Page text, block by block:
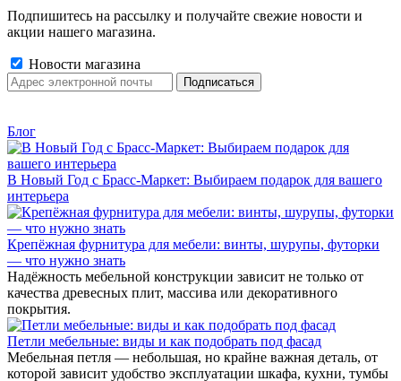
Подпишитесь на рассылку и получайте свежие новости и
акции нашего магазина.
Новости магазина
Блог
В Новый Год с Брасс-Маркет: Выбираем подарок для вашего
интерьера
Крепёжная фурнитура для мебели: винты, шурупы, футорки
— что нужно знать
Надёжность мебельной конструкции зависит не только от
качества древесных плит, массива или декоративного
покрытия.
Петли мебельные: виды и как подобрать под фасад
Мебельная петля — небольшая, но крайне важная деталь, от
которой зависит удобство эксплуатации шкафа, кухни, тумбы